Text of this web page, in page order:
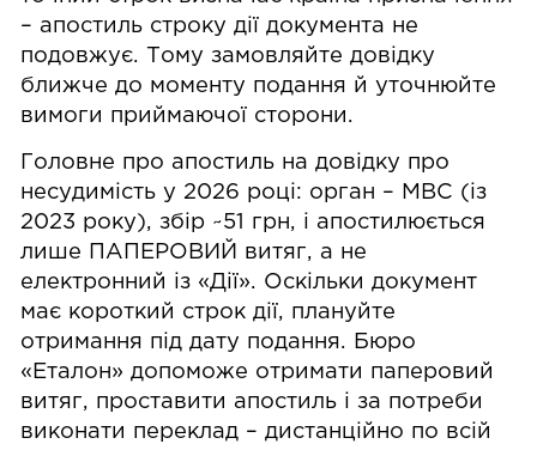
– апостиль строку дії документа не
подовжує. Тому замовляйте довідку
ближче до моменту подання й уточнюйте
вимоги приймаючої сторони.
Головне про апостиль на довідку про
несудимість у 2026 році: орган – МВС (із
2023 року), збір ~51 грн, і апостилюється
лише ПАПЕРОВИЙ витяг, а не
електронний із «Дії». Оскільки документ
має короткий строк дії, плануйте
отримання під дату подання. Бюро
«Еталон» допоможе отримати паперовий
витяг, проставити апостиль і за потреби
виконати переклад – дистанційно по всій